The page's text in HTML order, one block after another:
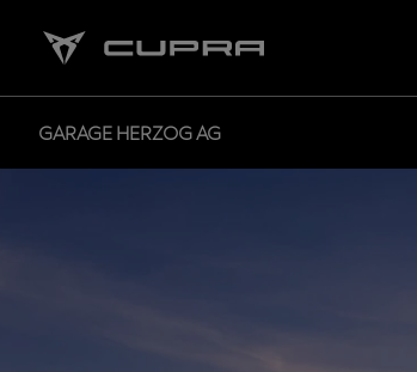
GARAGE HERZOG AG